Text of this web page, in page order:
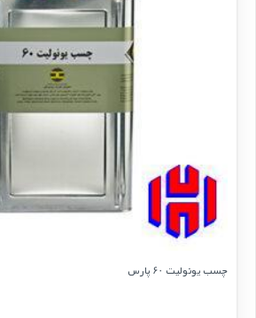
چسب یونولیت ۶۰ پارس